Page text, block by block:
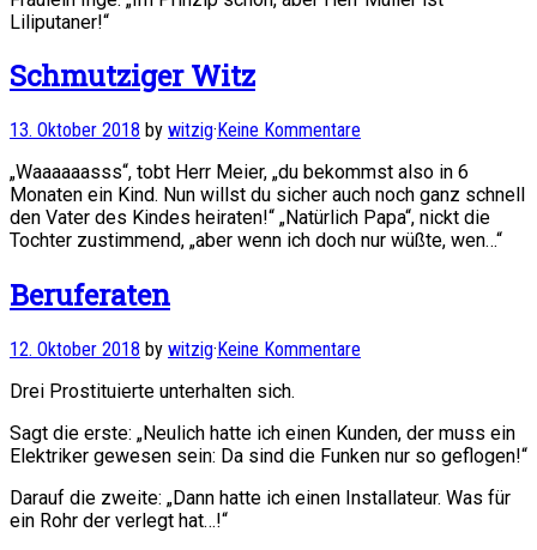
Liliputaner!“
Schmutziger Witz
13. Oktober 2018 by witzig· Keine Kommentare
„Waaaaaasss“, tobt Herr Meier, „du bekommst also in 6
Monaten ein Kind. Nun willst du sicher auch noch ganz schnell
den Vater des Kindes heiraten!“ „Natürlich Papa“, nickt die
Tochter zustimmend, „aber wenn ich doch nur wüßte, wen…“
Beruferaten
12. Oktober 2018 by witzig·Keine Kommentare
Drei Prostituierte unterhalten sich.
Sagt die erste: „Neulich hatte ich einen Kunden, der muss ein
Elektriker gewesen sein: Da sind die Funken nur so geflogen!“
Darauf die zweite: „Dann hatte ich einen Installateur. Was für
ein Rohr der verlegt hat…!“